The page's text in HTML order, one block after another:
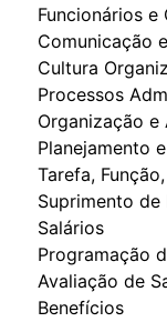
Funcionários
Comunicação
Cultura
Processos
Organização e
Planejamento
Tarefa,
Suprimento de
Salários
Programação
Avaliação de
Benefícios